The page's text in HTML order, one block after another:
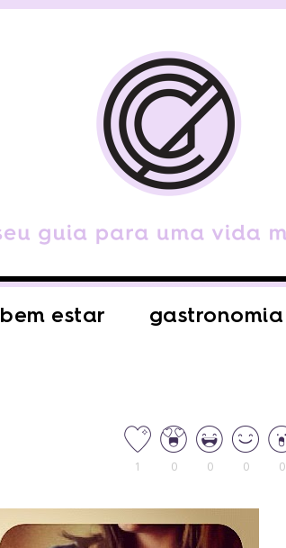
bem estar gastronomia
1 0 0 0 0